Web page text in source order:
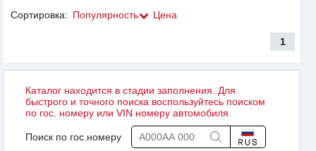
Сортировка: Популярность Цена
1
Каталог находится в стадии заполнения. Для
быстрого и точного поиска воспользуйтесь поиском
по гос. номеру или VIN номеру автомобиля.
Поиск по гос.номеру